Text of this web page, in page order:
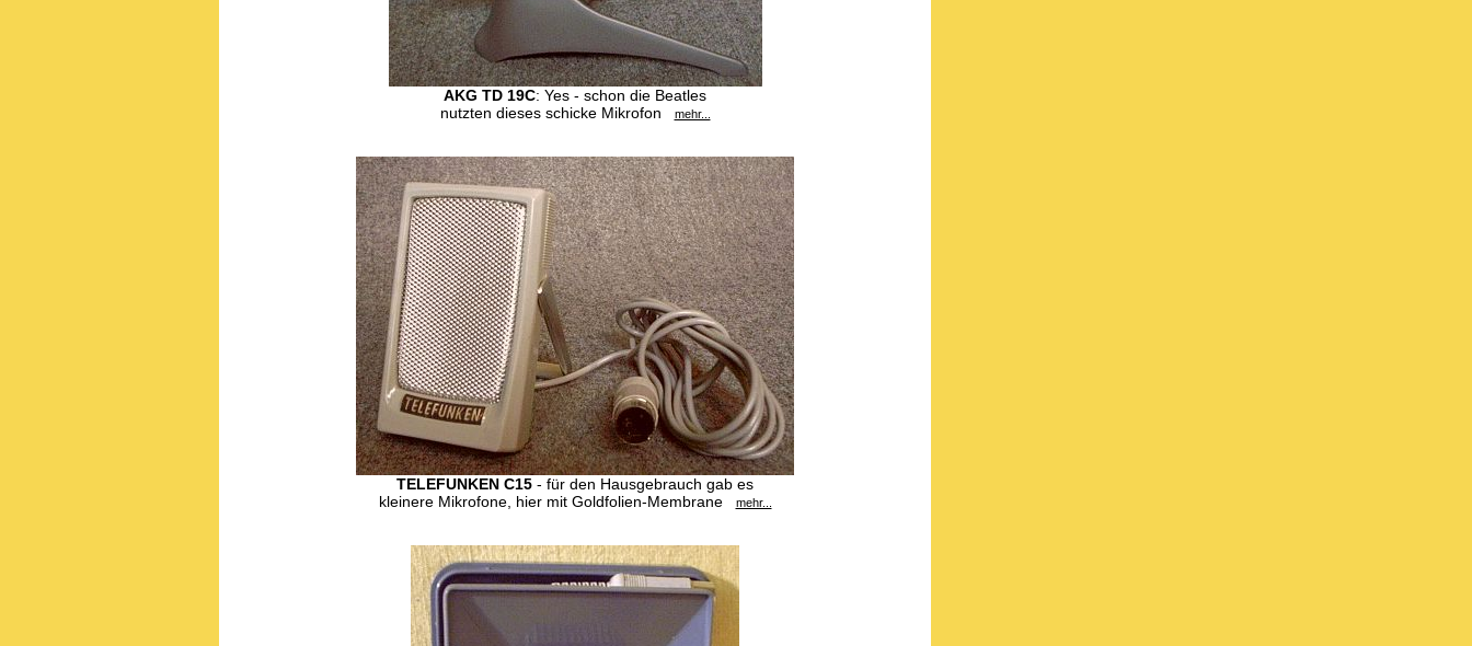
AKG TD 19C: Yes - schon die Beatles
nutzten dieses schicke Mikrofon
mehr...
TELEFUNKEN C15 - für den Hausgebrauch gab es
kleinere Mikrofone, hier mit Goldfolien-Membrane
mehr...